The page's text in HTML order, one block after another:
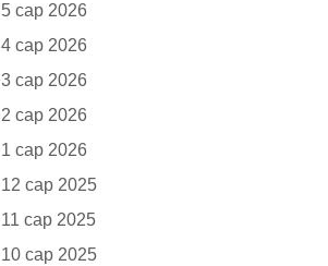
5 сар 2026
4 сар 2026
3 сар 2026
2 сар 2026
1 сар 2026
12 сар 2025
11 сар 2025
10 сар 2025